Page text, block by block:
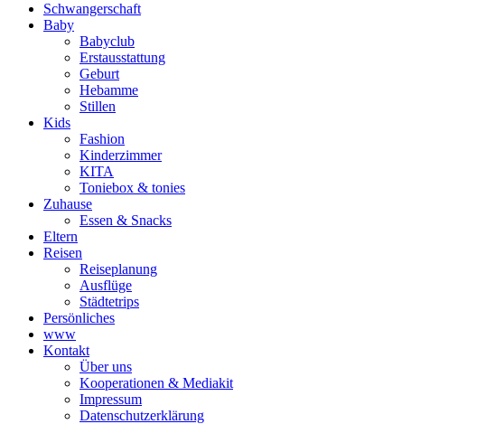
Schwangerschaft
Baby
Babyclub
Erstausstattung
Geburt
Hebamme
Stillen
Kids
Fashion
Kinderzimmer
KITA
Toniebox & tonies
Zuhause
Essen & Snacks
Eltern
Reisen
Reiseplanung
Ausflüge
Städtetrips
Persönliches
www
Kontakt
Über uns
Kooperationen & Mediakit
Impressum
Datenschutzerklärung